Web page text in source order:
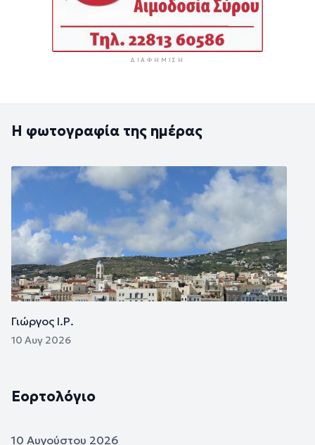
ΔΙΑΦΉΜΙΣΗ
Η φωτογραφία της ημέρας
Εικόνα
Γιώργος Ι.Ρ.
10 Αυγ 2026
Εορτολόγιο
10 Αυγούστου 2026